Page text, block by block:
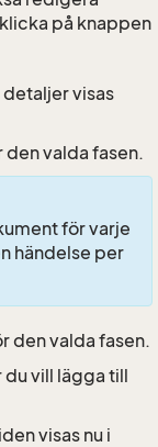
på knappen
detaljer visas
den valda fasen.
för varje
händelse per
den valda fasen.
vill lägga till
visas nu i